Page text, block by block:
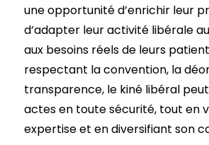
une opportunité d’enrichir leur
d’adapter leur activité libérale
aux besoins réels de leurs
respectant la convention, la
transparence, le kiné libéral
actes en toute sécurité, tout en
expertise et en diversifiant son